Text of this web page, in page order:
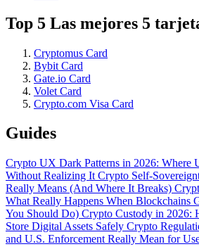
Top 5 Las mejores 5
Cryptomus Card
Bybit Card
Gate.io Card
Volet Card
Crypto.com Visa Card
Guides
Crypto UX Dark Patterns in 2026: Where
Without Realizing It Crypto Self-
Really Means (And Where It Breaks)
What Really Happens When Blockchains
You Should Do) Crypto Custody in 2026:
Store Digital Assets Safely Crypto
and U.S. Enforcement Really Mean for